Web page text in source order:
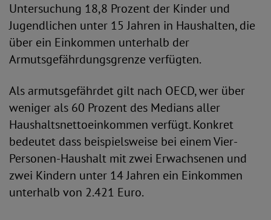
Untersuchung 18,8 Prozent der Kinder und
Jugendlichen unter 15 Jahren in Haushalten, die
über ein Einkommen unterhalb der
Armutsgefährdungsgrenze verfügten.
Als armutsgefährdet gilt nach OECD, wer über
weniger als 60 Prozent des Medians aller
Haushaltsnettoeinkommen verfügt. Konkret
bedeutet dass beispielsweise bei einem Vier-
Personen-Haushalt mit zwei Erwachsenen und
zwei Kindern unter 14 Jahren ein Einkommen
unterhalb von 2.421 Euro.